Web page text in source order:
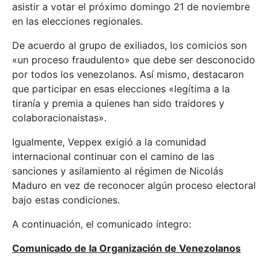
asistir a votar el próximo domingo 21 de noviembre
en las elecciones regionales.
De acuerdo al grupo de exiliados, los comicios son
«un proceso fraudulento» que debe ser desconocido
por todos los venezolanos. Así mismo, destacaron
que participar en esas elecciones «legítima a la
tiranía y premia a quienes han sido traidores y
colaboracionaistas».
Igualmente, Veppex exigió a la comunidad
internacional continuar con el camino de las
sanciones y asilamiento al régimen de Nicolás
Maduro en vez de reconocer algún proceso electoral
bajo estas condiciones.
A continuación, el comunicado íntegro:
Comunicado de la Organización de Venezolanos